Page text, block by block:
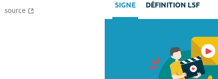
source SIGNE DÉFINITION LSF